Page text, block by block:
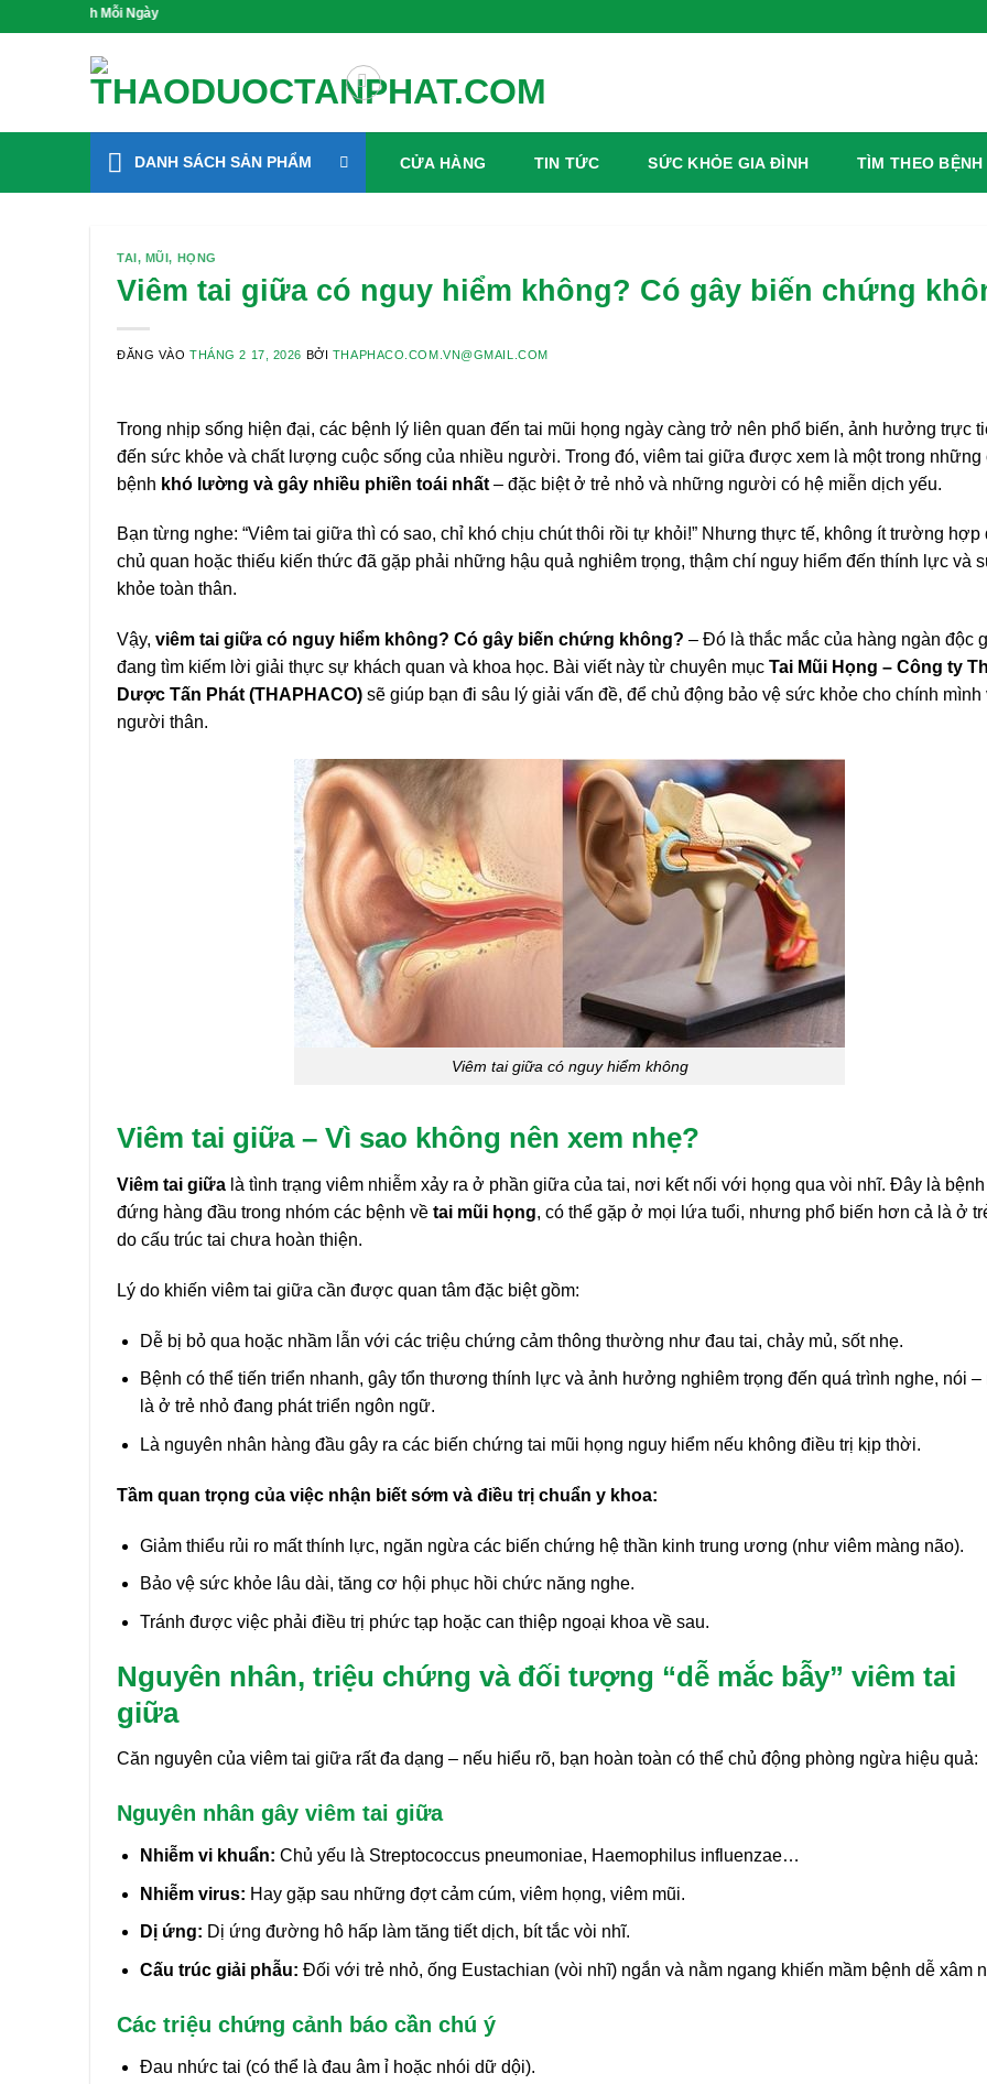
DANH SÁCH SẢN PHẨM CỬA HÀNG TIN TỨC SỨC KHỎE GIA ĐÌNH TÌM THEO BỆNH
TAI, MŨI, HỌNG
Viêm tai giữa có nguy hiểm không? Có gây biến chứng
ĐĂNG VÀOTHÁNG 2 17, 2026 BỞI THAPHACO.COM.VN@GMAIL.COM
Trong nhịp sống hiện đại, các bệnh lý liên quan đến tai mũi họng ngày càng trở nên phổ biến, ảnh hưởng trực
đến sức khỏe và chất lượng cuộc sống của nhiều người. Trong đó, viêm tai giữa được xem là một trong những
bệnh khó lường và gây nhiều phiền toái nhất – đặc biệt ở trẻ nhỏ và những người có hệ miễn dịch yếu.
Bạn từng nghe: “Viêm tai giữa thì có sao, chỉ khó chịu chút thôi rồi tự khỏi!” Nhưng thực tế, không ít trường hợp
chủ quan hoặc thiếu kiến thức đã gặp phải những hậu quả nghiêm trọng, thậm chí nguy hiểm đến thính lực và
khỏe toàn thân.
Vậy, viêm tai giữa có nguy hiểm không? Có gây biến chứng không? – Đó là thắc mắc của hàng ngàn độc
đang tìm kiếm lời giải thực sự khách quan và khoa học. Bài viết này từ chuyên mục Tai Mũi Họng – Công ty
Dược Tấn Phát (THAPHACO) sẽ giúp bạn đi sâu lý giải vấn đề, để chủ động bảo vệ sức khỏe cho chính mình
người thân.
Viêm tai giữa có nguy hiểm không
Viêm tai giữa – Vì sao không nên xem nhẹ?
Viêm tai giữa là tình trạng viêm nhiễm xảy ra ở phần giữa của tai, nơi kết nối với họng qua vòi nhĩ. Đây là
đứng hàng đầu trong nhóm các bệnh về tai mũi họng, có thể gặp ở mọi lứa tuổi, nhưng phổ biến hơn cả là ở
do cấu trúc tai chưa hoàn thiện.
Lý do khiến viêm tai giữa cần được quan tâm đặc biệt gồm:
Dễ bị bỏ qua hoặc nhầm lẫn với các triệu chứng cảm thông thường như đau tai, chảy mủ, sốt nhẹ.
Bệnh có thể tiến triển nhanh, gây tổn thương thính lực và ảnh hưởng nghiêm trọng đến quá trình nghe, nói –
là ở trẻ nhỏ đang phát triển ngôn ngữ.
Là nguyên nhân hàng đầu gây ra các biến chứng tai mũi họng nguy hiểm nếu không điều trị kịp thời.
Tầm quan trọng của việc nhận biết sớm và điều trị chuẩn y khoa:
Giảm thiểu rủi ro mất thính lực, ngăn ngừa các biến chứng hệ thần kinh trung ương (như viêm màng não).
Bảo vệ sức khỏe lâu dài, tăng cơ hội phục hồi chức năng nghe.
Tránh được việc phải điều trị phức tạp hoặc can thiệp ngoại khoa về sau.
Nguyên nhân, triệu chứng và đối tượng “dễ mắc bẫy” viêm tai
giữa
Căn nguyên của viêm tai giữa rất đa dạng – nếu hiểu rõ, bạn hoàn toàn có thể chủ động phòng ngừa hiệu quả:
Nguyên nhân gây viêm tai giữa
Nhiễm vi khuẩn: Chủ yếu là Streptococcus pneumoniae, Haemophilus influenzae…
Nhiễm virus: Hay gặp sau những đợt cảm cúm, viêm họng, viêm mũi.
Dị ứng: Dị ứng đường hô hấp làm tăng tiết dịch, bít tắc vòi nhĩ.
Cấu trúc giải phẫu: Đối với trẻ nhỏ, ống Eustachian (vòi nhĩ) ngắn và nằm ngang khiến mầm bệnh dễ xâm
Các triệu chứng cảnh báo cần chú ý
Đau nhức tai (có thể là đau âm ỉ hoặc nhói dữ dội).